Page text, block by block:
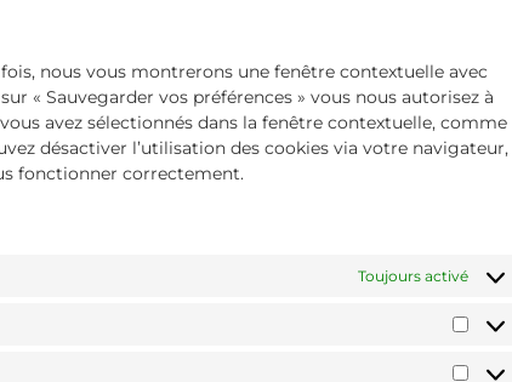
nous vous montrerons une fenêtre contextuelle avec
« Sauvegarder vos préférences » vous nous autorisez à
avez sélectionnés dans la fenêtre contextuelle, comme
désactiver l’utilisation des cookies via votre navigateur,
fonctionner correctement.
Toujours activé